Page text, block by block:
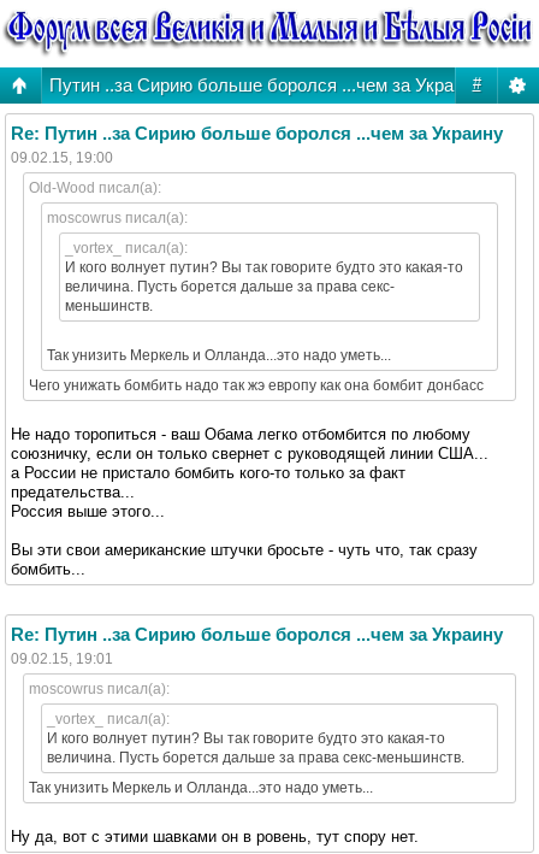
#
Путин ..за Сирию больше боролся ...чем за Украину
Re: Путин ..за Сирию больше боролся ...чем за Украину
09.02.15, 19:00
Old-Wood писал(а):
moscowrus писал(а):
_vortex_ писал(а):
И кого волнует путин? Вы так говорите будто это какая-то
величина. Пусть борется дальше за права секс-
меньшинств.
Так унизить Меркель и Олланда...это надо уметь...
Чего унижать бомбить надо так жэ европу как она бомбит донбасс
Не надо торопиться - ваш Обама легко отбомбится по любому
союзничку, если он только свернет с руководящей линии США...
а России не пристало бомбить кого-то только за факт
предательства...
Россия выше этого...
Вы эти свои американские штучки бросьте - чуть что, так сразу
бомбить...
Re: Путин ..за Сирию больше боролся ...чем за Украину
09.02.15, 19:01
moscowrus писал(а):
_vortex_ писал(а):
И кого волнует путин? Вы так говорите будто это какая-то
величина. Пусть борется дальше за права секс-меньшинств.
Так унизить Меркель и Олланда...это надо уметь...
Ну да, вот с этими шавками он в ровень, тут спору нет.